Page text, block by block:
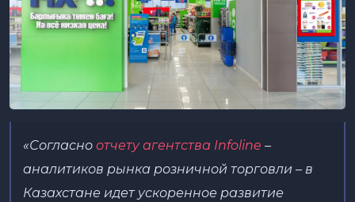
«Согласно отчету агентства Infoline –
аналитиков рынка розничной торговли – в
Казахстане идет ускоренное развитие